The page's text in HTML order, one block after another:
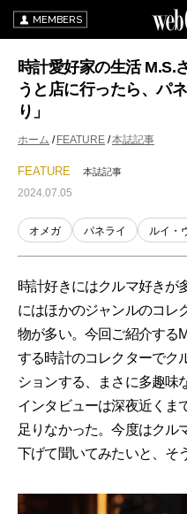
MEMBERS
時計愛好家の生活 M.S.
うと店に行ったら、パ
り」
ホーム FEATURE 本誌記事
FEATURE 本誌記事
2024.07.05
オメガ パネライ ルイ・
時計好きにはクルマ好きが
にはほかのジャンルのコレ
物が多い。今回ご紹介する
する時計のコレクターでク
ションする、まさに多趣味
インタビューは深夜近くま
足りなかった。今度はクル
下げて聞いてみたいと、そ